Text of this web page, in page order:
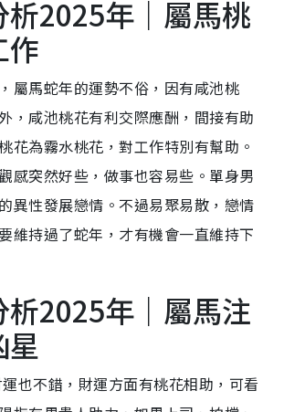
析2025年｜屬馬桃
作
屬馬蛇年的運勢不俗，因有咸池桃
，咸池桃花有利交際應酬，間接有助
花為霧水桃花，對工作特別有幫助。
感突然好些，做事也容易些。單身男
異性發展戀情。不過易聚易散，戀情
維持過了蛇年，才有機會一直維持下
析2025年｜屬馬注
星
也不錯，財運方面有桃花相助，可看